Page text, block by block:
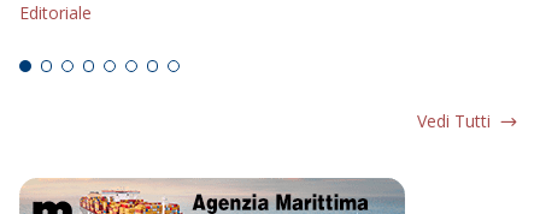
Editoriale
Vedi Tutti